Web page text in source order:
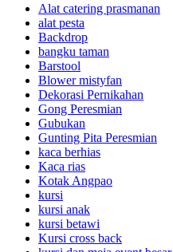
Alat catering prasmanan
alat pesta
Backdrop
bangku taman
Barstool
Blower mistyfan
Dekorasi Pernikahan
Gong Peresmian
Gubukan
Gunting Pita Peresmian
kaca berhias
Kaca rias
Kotak Angpao
kursi
kursi anak
kursi betawi
Kursi cross back